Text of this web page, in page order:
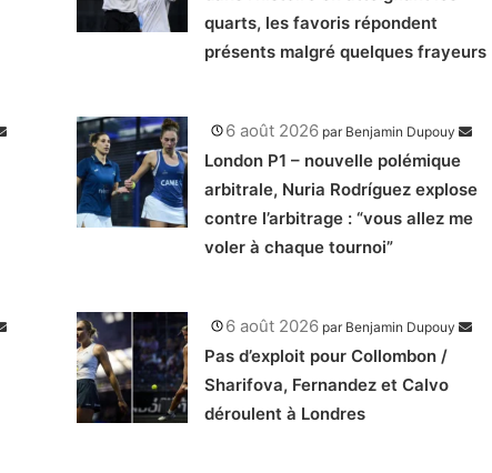
quarts, les favoris répondent
présents malgré quelques frayeurs
6 août 2026 par Benjamin Dupouy
London P1 – nouvelle polémique
arbitrale, Nuria Rodríguez explose
contre l’arbitrage : “vous allez me
voler à chaque tournoi”
6 août 2026 par Benjamin Dupouy
Pas d’exploit pour Collombon /
Sharifova, Fernandez et Calvo
déroulent à Londres